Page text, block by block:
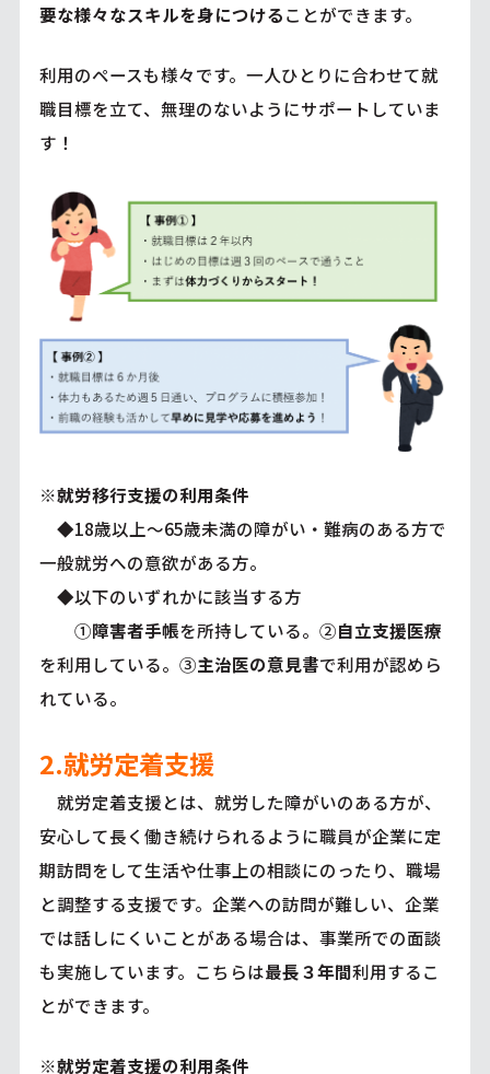
要な様々なスキルを身につけることができます。
利用のペースも様々です。一人ひとりに合わせて就
職目標を立て、無理のないようにサポートしていま
す！
※就労移行支援の利用条件
◆18歳以上～65歳未満の障がい・難病のある方で
一般就労への意欲がある方。
◆以下のいずれかに該当する方
①障害者手帳を所持している。②自立支援医療
を利用している。③主治医の意見書で利用が認めら
れている。
2.就労定着支援
就労定着支援とは、就労した障がいのある方が、
安心して長く働き続けられるように職員が企業に定
期訪問をして生活や仕事上の相談にのったり、職場
と調整する支援です。企業への訪問が難しい、企業
では話しにくいことがある場合は、事業所での面談
も実施しています。こちらは最長３年間利用するこ
とができます。
※就労定着支援の利用条件